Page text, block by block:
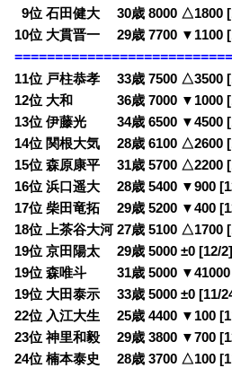
09位 石田健大 30歳 8000 △1800
10位 大貫晋一 29歳 7700 ▼1100
11位 戸柱恭孝 33歳 7500 △3500
12位 大和 36歳 7000 ▼1000
13位 伊藤光 34歳 6500 ▼4500
14位 関根大気 28歳 6100 △2600
15位 森原康平 31歳 5700 △2200
16位 浜口遥大 28歳 5400 ▼900
17位 柴田竜拓 29歳 5200 ▼400
18位 上茶谷大河 27歳 5100 △1700
19位 京田陽太 29歳 5000 ±0 [12/2]
19位 森唯斗 31歳 5000 ▼41000
19位 大田泰示 33歳 5000 ±0 [11/
22位 入江大生 25歳 4400 ▼100
23位 神里和毅 29歳 3800 ▼700
24位 楠本泰史 28歳 3700 △100